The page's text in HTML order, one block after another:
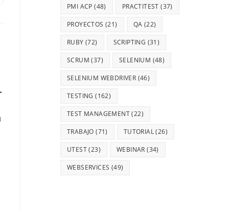
PMI ACP (48) PRACTITEST (37)
PROYECTOS (21) QA (22)
RUBY (72) SCRIPTING (31)
SCRUM (37) SELENIUM (48)
SELENIUM WEBDRIVER (46)
TESTING (162)
TEST MANAGEMENT(22)
TRABAJO (71) TUTORIAL(26)
UTEST(23) WEBINAR (34)
WEBSERVICES (49)